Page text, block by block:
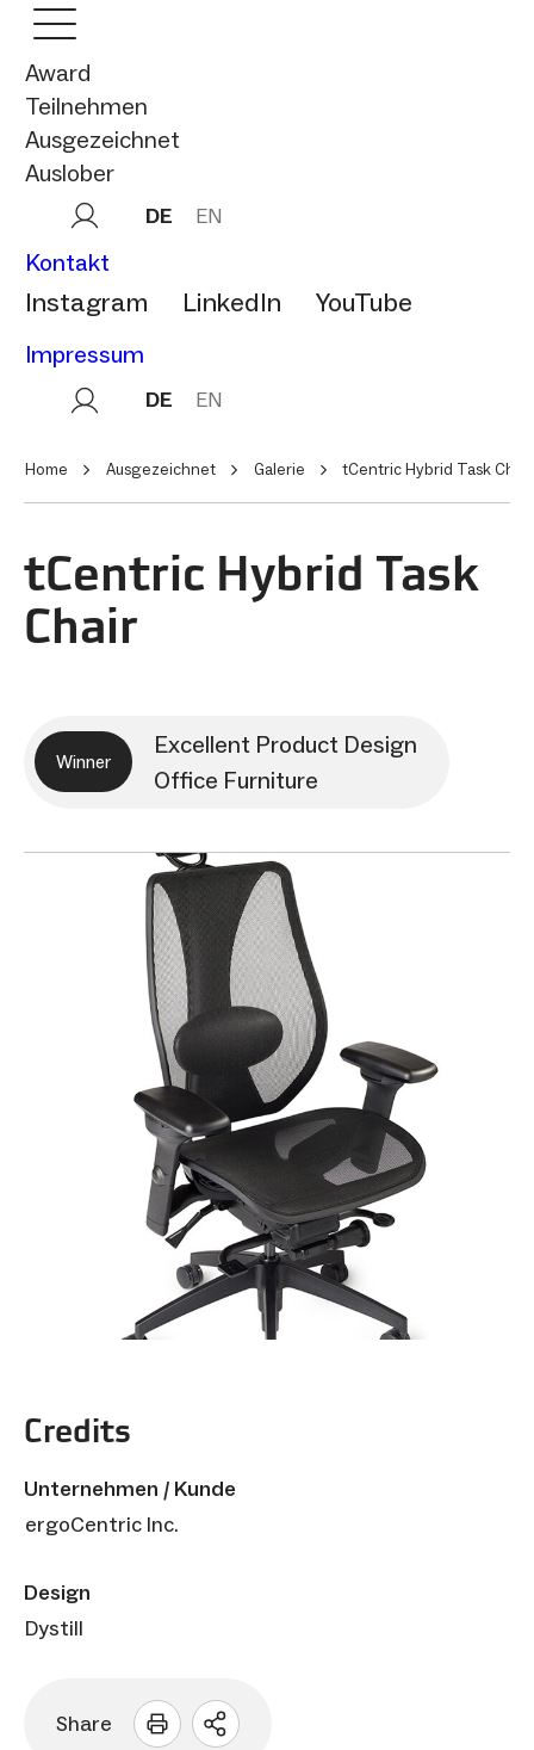
Award
Teilnehmen
Ausgezeichnet
Auslober
DE EN
Kontakt
Instagram LinkedIn YouTube
Impressum
DE EN
Home Ausgezeichnet Galerie tCentric Hybrid Task Chair
tCentric Hybrid Task
Chair
Winner
Excellent Product Design
Office Furniture
Credits
Unternehmen / Kunde
ergoCentric Inc.
Design
Dystill
Share
Sharing